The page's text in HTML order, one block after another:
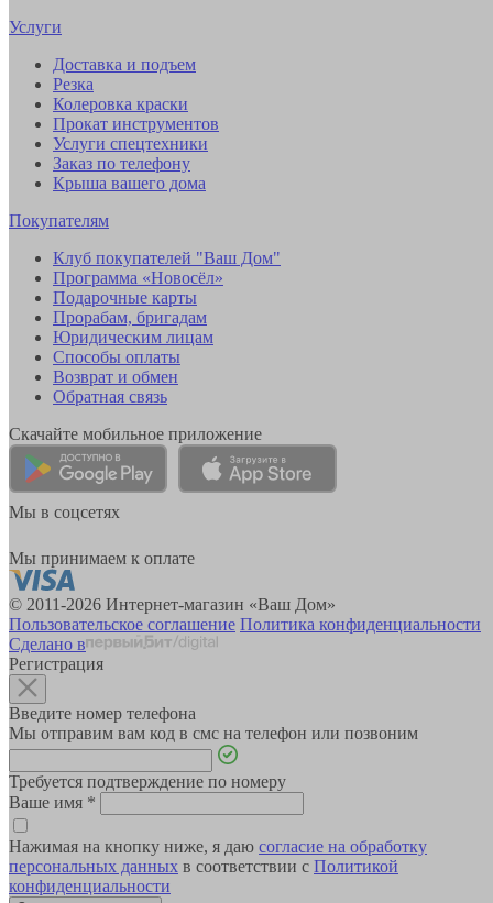
Услуги
Доставка и подъем
Резка
Колеровка краски
Прокат инструментов
Услуги спецтехники
Заказ по телефону
Крыша вашего дома
Покупателям
Клуб покупателей "Ваш Дом"
Программа «Новосёл»
Подарочные карты
Прорабам, бригадам
Юридическим лицам
Способы оплаты
Возврат и обмен
Обратная связь
Скачайте мобильное приложение
Мы в соцсетях
Мы принимаем к оплате
© 2011-2026 Интернет-магазин «Ваш Дом»
Пользовательское соглашение Политика конфиденциальности
Сделано в
Регистрация
Введите номер телефона
Мы отправим вам код в смс на телефон или позвоним
Требуется подтверждение по номеру
Ваше имя *
Нажимая на кнопку ниже, я даю согласие на обработку
персональных данных в соответствии с Политикой
конфиденциальности